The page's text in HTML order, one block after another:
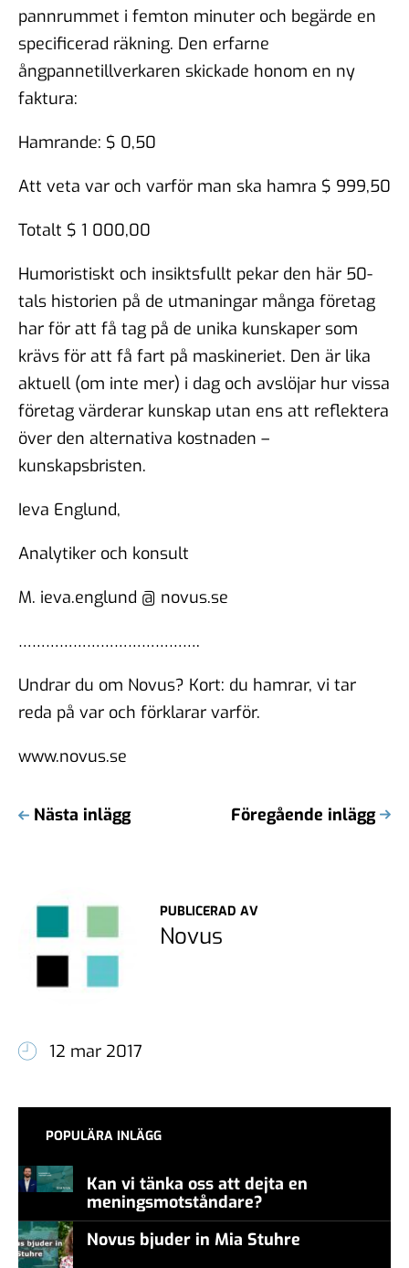
pannrummet i femton minuter och begärde en
specificerad räkning. Den erfarne
ångpannetillverkaren skickade honom en ny
faktura:
Hamrande: $ 0,50
Att veta var och varför man ska hamra $ 999,50
Totalt $ 1 000,00
Humoristiskt och insiktsfullt pekar den här 50-
tals historien på de utmaningar många företag
har för att få tag på de unika kunskaper som
krävs för att få fart på maskineriet. Den är lika
aktuell (om inte mer) i dag och avslöjar hur vissa
företag värderar kunskap utan ens att reflektera
över den alternativa kostnaden –
kunskapsbristen.
Ieva Englund,
Analytiker och konsult
M. ieva.englund @ novus.se
………………………………….
Undrar du om Novus? Kort: du hamrar, vi tar
reda på var och förklarar varför.
www.novus.se
Nästa inlägg Föregående inlägg
PUBLICERAD AV
Novus
12 mar 2017
POPULÄRA INLÄGG
Kan vi tänka oss att dejta en
meningsmotståndare?
Novus bjuder in Mia Stuhre